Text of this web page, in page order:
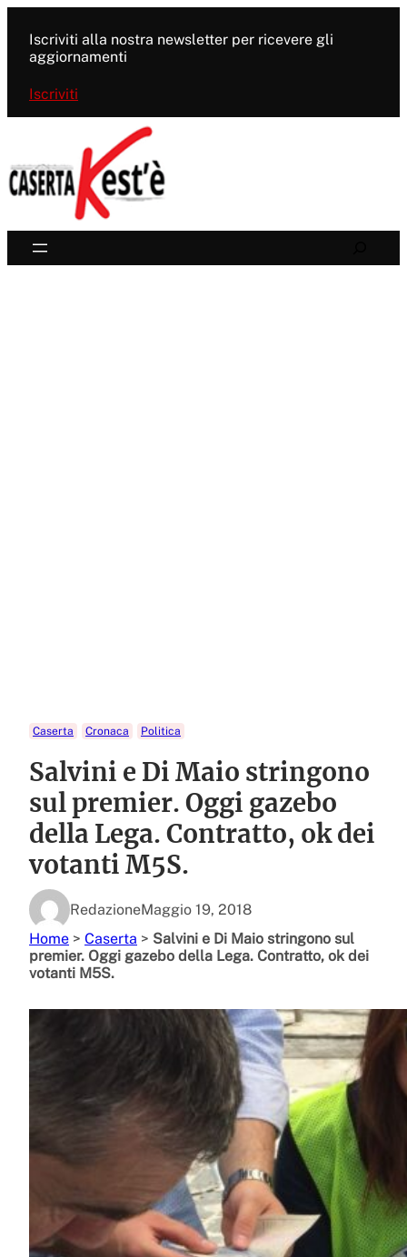
contenuto
Iscriviti alla nostra newsletter per ricevere gli
aggiornamenti
Iscriviti
Caserta Cronaca Politica
Salvini e Di Maio stringono
sul premier. Oggi gazebo
della Lega. Contratto, ok dei
votanti M5S.
RedazioneMaggio 19, 2018
Home > Caserta > Salvini e Di Maio stringono sul
premier. Oggi gazebo della Lega. Contratto, ok dei
votanti M5S.